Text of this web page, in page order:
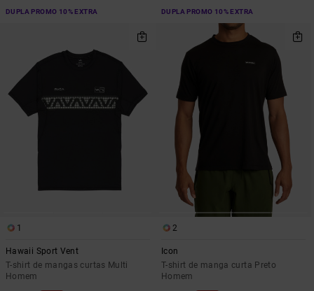
DUPLA PROMO 10% EXTRA DUPLA PROMO 10% EXTRA
1
Hawaii Sport Vent
T-shirt de mangas curtas Multi
Homem
2
Icon
T-shirt de manga curta Preto
Homem